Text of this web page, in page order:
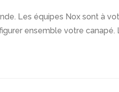
Les équipes Nox sont à
ensemble votre canapé.